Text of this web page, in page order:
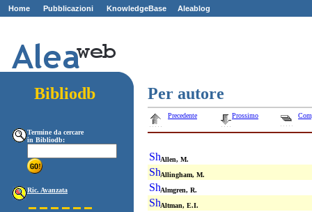
Home Pubblicazioni KnowledgeBase Aleablog
Bibliodb Per autore
Termine da cercare
in Bibliodb:
Ric. Avanzata
Precedente Prossimo
Allen, M.
Allingham, M.
Almgren, R.
Altman, E.I.